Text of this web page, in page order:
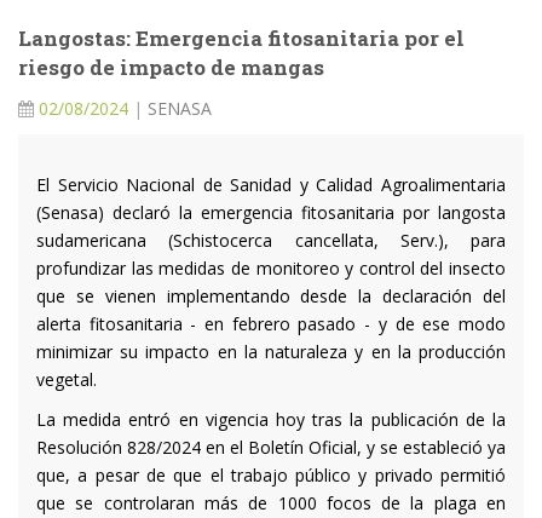
Langostas: Emergencia fitosanitaria por el
riesgo de impacto de mangas
02/08/2024 | SENASA
El Servicio Nacional de Sanidad y Calidad Agroalimentaria
(Senasa) declaró la emergencia fitosanitaria por langosta
sudamericana (Schistocerca cancellata, Serv.), para
profundizar las medidas de monitoreo y control del insecto
que se vienen implementando desde la declaración del
alerta fitosanitaria - en febrero pasado - y de ese modo
minimizar su impacto en la naturaleza y en la producción
vegetal.
La medida entró en vigencia hoy tras la publicación de la
Resolución 828/2024 en el Boletín Oficial, y se estableció ya
que, a pesar de que el trabajo público y privado permitió
que se controlaran más de 1000 focos de la plaga en